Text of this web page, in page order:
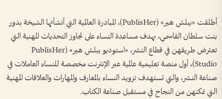
أطلقت «ببلش هير» (PublisHer)، المبادرة العالمية التي أنشأتها الشيخة بدور
بنت سلطان القاسمي، بهدف مساعدة النساء على تجاوز التحديات المهنية التي
تعترض طريقهن في قطاع النشر، «استوديو ببلش هير» (PublisHer
Studio)، أول منصة تعليمية عالمية عبر الإنترنت مخصصة للنساء العاملات في
صناعة النشر، والتي تستهدف تزويد النساء بالمعارف والمهارات والعلاقات المهنية
التي تمكنهن من النجاح في مستقبل صناعة الكتاب.